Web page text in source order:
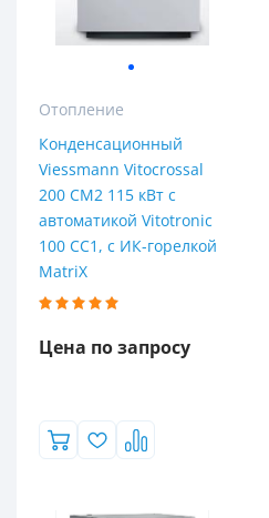
Отопление
Конденсационный
Viessmann Vitocrossal
200 CM2 115 кВт с
автоматикой Vitotronic
100 CC1, с ИК-горелкой
MatriX
Цена по запросу